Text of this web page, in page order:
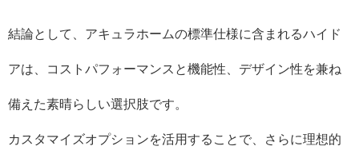
結論として、アキュラホームの標準仕様に含まれるハイド
アは、コストパフォーマンスと機能性、デザイン性を兼ね
備えた素晴らしい選択肢です。
カスタマイズオプションを活用することで、さらに理想的